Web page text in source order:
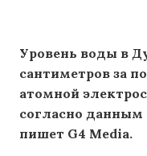
Уровень воды в
сантиметров за
атомной
согласно данным
пишет G4 Media.